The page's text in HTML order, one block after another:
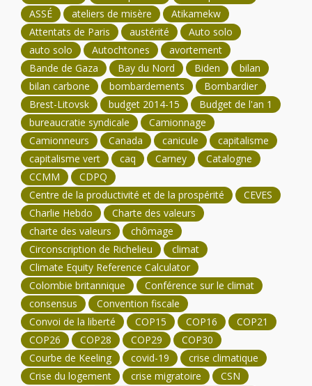
ASSÉ
ateliers de misère
Atikamekw
Attentats de Paris
austérité
Auto solo
auto solo
Autochtones
avortement
Bande de Gaza
Bay du Nord Biden
bilan
bilan carbone
bombardements
Bombardier
Brest-Litovsk
budget 2014-15
Budget de l'an 1
bureaucratie syndicale
Camionnage
Camionneurs
Canada canicule
capitalisme
capitalisme vert
caq Carney
Catalogne
CCMM
CDPQ
Centre de la productivité et de la prospérité
CEVES
Charlie Hebdo
Charte des valeurs
charte des valeurs
chômage
Circonscription de Richelieu
climat
Climate Equity Reference Calculator
Colombie britannique
Conférence sur le climat
consensus
Convention fiscale
Convoi de la liberté
COP15 COP16
COP21
COP26
COP28 COP29
COP30
Courbe de Keeling
covid-19
crise climatique
Crise du logement
crise migratoire
CSN